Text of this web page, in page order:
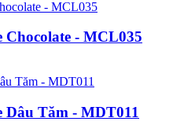
Chocolate - MCL035
Dâu Tăm - MDT011